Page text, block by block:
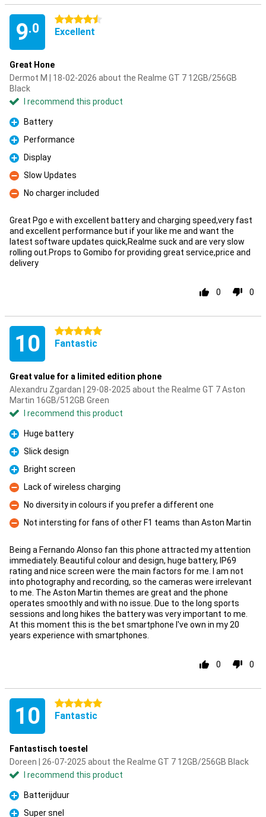
9.0
4.5 stars
Excellent
Great Hone
Dermot M | 18-02-2026 about the Realme GT 7 12GB/256GB
Black
I recommend this product
Pro
Battery
Pro
Performance
Pro
Display
Con
Slow Updates
Con
No charger included
Great Pgo e with excellent battery and charging speed,very fast
and excellent performance but if your like me and want the
latest software updates quick,Realme suck and are very slow
rolling out.Props to Gomibo for providing great service,price and
delivery
0 0
10 5 stars
Fantastic
Great value for a limited edition phone
Alexandru Zgardan | 29-08-2025 about the Realme GT 7 Aston
Martin 16GB/512GB Green
I recommend this product
Pro
Huge battery
Pro
Slick design
Pro
Bright screen
Con
Lack of wireless charging
Con
No diversity in colours if you prefer a different one
Con
Not intersting for fans of other F1 teams than Aston Martin
Being a Fernando Alonso fan this phone attracted my attention
immediately. Beautiful colour and design, huge battery, IP69
rating and nice screen were the main factors for me. I am not
into photography and recording, so the cameras were irrelevant
to me. The Aston Martin themes are great and the phone
operates smoothly and with no issue. Due to the long sports
sessions and long hikes the battery was very important to me.
At this moment this is the bet smartphone I've own in my 20
years experience with smartphones.
0 0
10 5 stars
Fantastic
Fantastisch toestel
Doreen | 26-07-2025 about the Realme GT 7 12GB/256GB Black
I recommend this product
Pro
Batterijduur
Super snel